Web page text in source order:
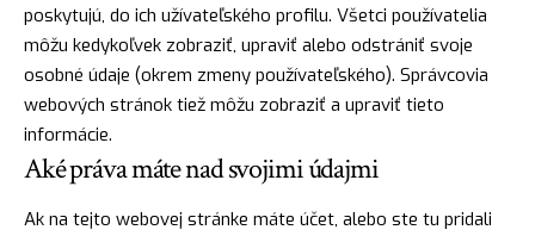
poskytujú, do ich užívateľského profilu. Všetci používatelia
môžu kedykoľvek zobraziť, upraviť alebo odstrániť svoje
osobné údaje (okrem zmeny používateľského). Správcovia
webových stránok tiež môžu zobraziť a upraviť tieto
informácie.
Aké práva máte nad svojimi údajmi
Ak na tejto webovej stránke máte účet, alebo ste tu pridali